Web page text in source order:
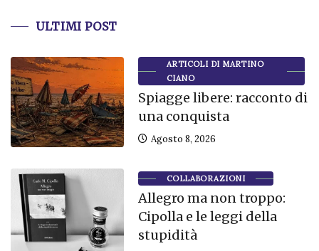
ULTIMI POST
ARTICOLI DI MARTINO
CIANO
Spiagge libere: racconto di
una conquista
Agosto 8, 2026
COLLABORAZIONI
Allegro ma non troppo:
Cipolla e le leggi della
stupidità